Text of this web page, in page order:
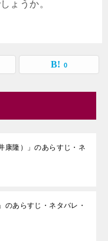
ょうか。
0
康隆）」のあらすじ・ネ
のあらすじ・ネタバレ・